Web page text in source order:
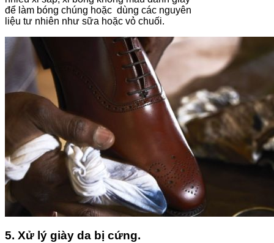
để làm bóng chúng hoặc dùng các nguyên
liệu tư nhiên như sữa hoặc vỏ chuối.
5. Xử lý giày da bị cứng.